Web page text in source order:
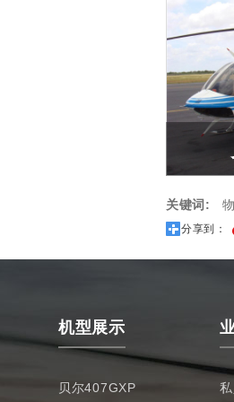
关键词:
分享到：
机型展示
贝尔407GXP